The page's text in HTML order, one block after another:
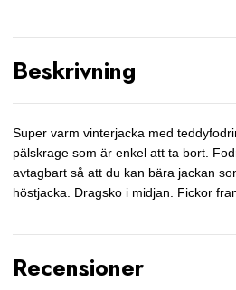
Beskrivning
Super varm vinterjacka med
pälskrage som är enkel att ta bort.
avtagbart så att du kan bära jackan
höstjacka. Dragsko i midjan. Fickor
Recensioner